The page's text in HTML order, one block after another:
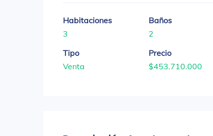
Habitaciones
3
Baños
2
Tipo
Venta
Precio
$453.710.000